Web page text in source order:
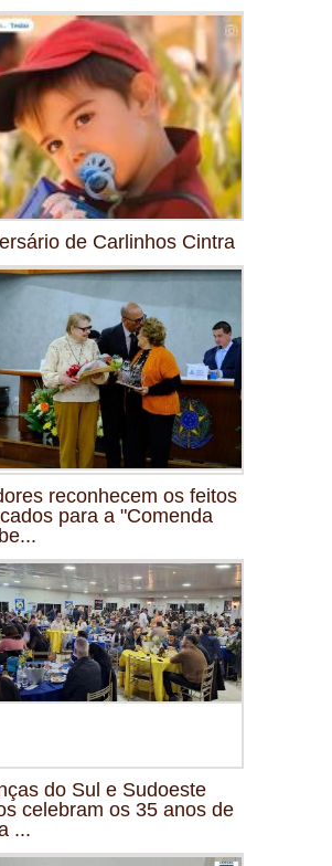
de Carlinhos Cintra
reconhecem os feitos
para a "Comenda
do Sul e Sudoeste
celebram os 35 anos de
...